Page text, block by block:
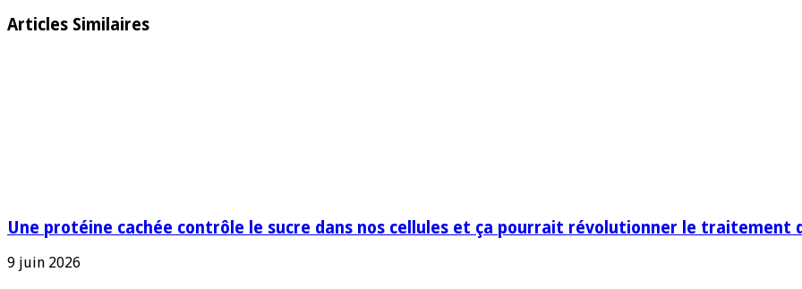
Articles Similaires
Une protéine cachée contrôle le sucre dans nos cellules et ça pourrait révolutionner le traitement
9 juin 2026